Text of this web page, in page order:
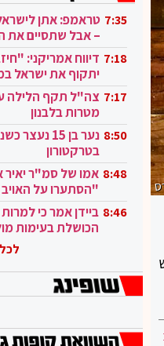
7:35 טראמפ: אתן
– אבל שתסיים את
בעזה 7:18 דיווח אמריקני:
יתקוף את ישראל
בקטאר" 7:17 צה"ל תקף הלילה
מטרות בלבנון
8:50
נער בן 15
בטרקטורון
8:48 אמו של סמ"ר יאיר
"הסתערו על האויב
ובגבורה" 8:46 ביידן אמר כי
הכושלת בעימות